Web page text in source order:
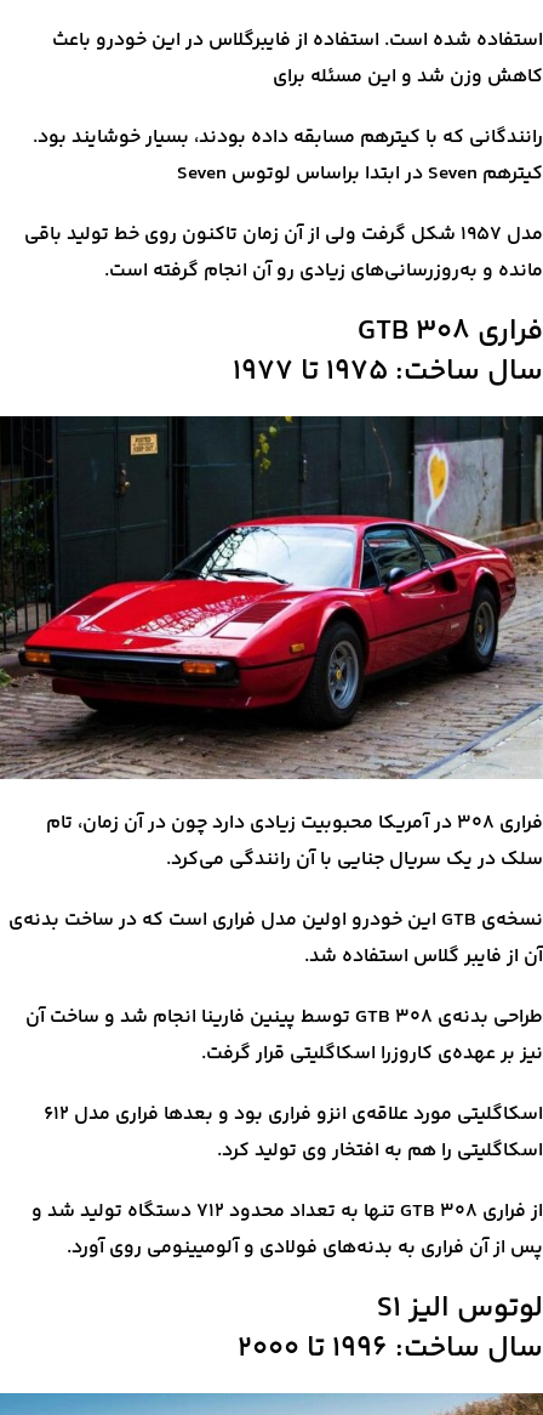
استفاده شده است. استفاده از فایبرگلاس در این خودرو باعث
کاهش وزن شد و این مسئله برای
رانندگانی که با کیترهم مسابقه‌ داده بودند، بسیار خوشایند بود.
کیترهم Seven در ابتدا براساس لوتوس Seven
مدل ۱۹۵۷ شکل گرفت ولی از آن زمان تاکنون روی خط تولید باقی
مانده و به‌روزرسانی‌های زیادی رو آن انجام گرفته است.
فراری ۳۰۸ GTB
سال ساخت: ۱۹۷۵ تا ۱۹۷۷
فراری ۳۰۸ در آمریکا محبوبیت زیادی دارد چون در آن زمان، تام
سلک در یک سریال جنایی با آن رانندگی می‌کرد.
نسخه‌ی GTB این خودرو اولین مدل فراری است که در ساخت بدنه‌ی
آن از فایبر گلاس استفاده شد.
طراحی بدنه‌ی ۳۰۸ GTB توسط پینین فارینا انجام شد و ساخت آن
نیز بر عهده‌ی کاروزرا اسکاگلیتی قرار گرفت.
اسکاگلیتی مورد علاقه‌ی انزو فراری بود و بعدها فراری مدل ۶۱۲
اسکاگلیتی را هم به افتخار وی تولید کرد.
از فراری ۳۰۸ GTB تنها به تعداد محدود ۷۱۲ دستگاه تولید شد و
پس از آن فراری به بدنه‌های فولادی و آلومیینومی روی آورد.
لوتوس الیز S1
سال ساخت: ۱۹۹۶ تا ۲۰۰۰